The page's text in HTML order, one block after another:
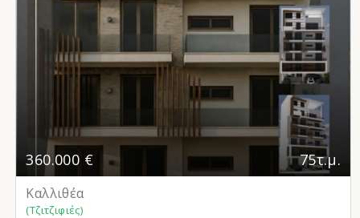
360.000 € 75τ.μ.
Καλλιθέα
(Τζιτζιφιές)